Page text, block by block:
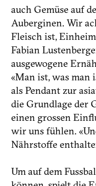
auch Gemüse auf
Auberginen. Wir
Fleisch ist,
Fabian
ausgewogene
«Man ist, was man
als Pendant zur
die Grundlage der
einen grossen
wir uns fühlen.
Nährstoffe
Um auf dem